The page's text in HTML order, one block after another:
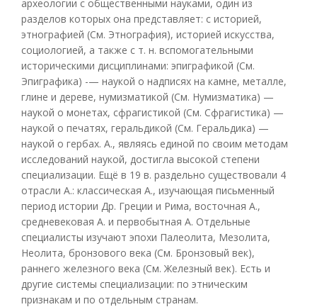
археологии с общественными науками, один из
разделов которых она представляет: с историей,
этнографией (См. Этнография), историей искусства,
социологией, а также с т. н. вспомогательными
историческими дисциплинами: эпиграфикой (См.
Эпиграфика) -— наукой о надписях на камне, металле,
глине и дереве, нумизматикой (См. Нумизматика) —
наукой о монетах, сфрагистикой (См. Сфрагистика) —
наукой о печатях, геральдикой (См. Геральдика) —
наукой о гербах. А., являясь единой по своим методам
исследований наукой, достигла высокой степени
специализации. Ещё в 19 в. раздельно существовали 4
отрасли А.: классическая А., изучающая письменный
период истории Др. Греции и Рима, восточная А.,
средневековая А. и первобытная А. Отдельные
специалисты изучают эпохи Палеолита, Мезолита,
Неолита, бронзового века (См. Бронзовый век),
раннего железного века (См. Железный век). Есть и
другие системы специализации: по этническим
признакам и по отдельным странам.